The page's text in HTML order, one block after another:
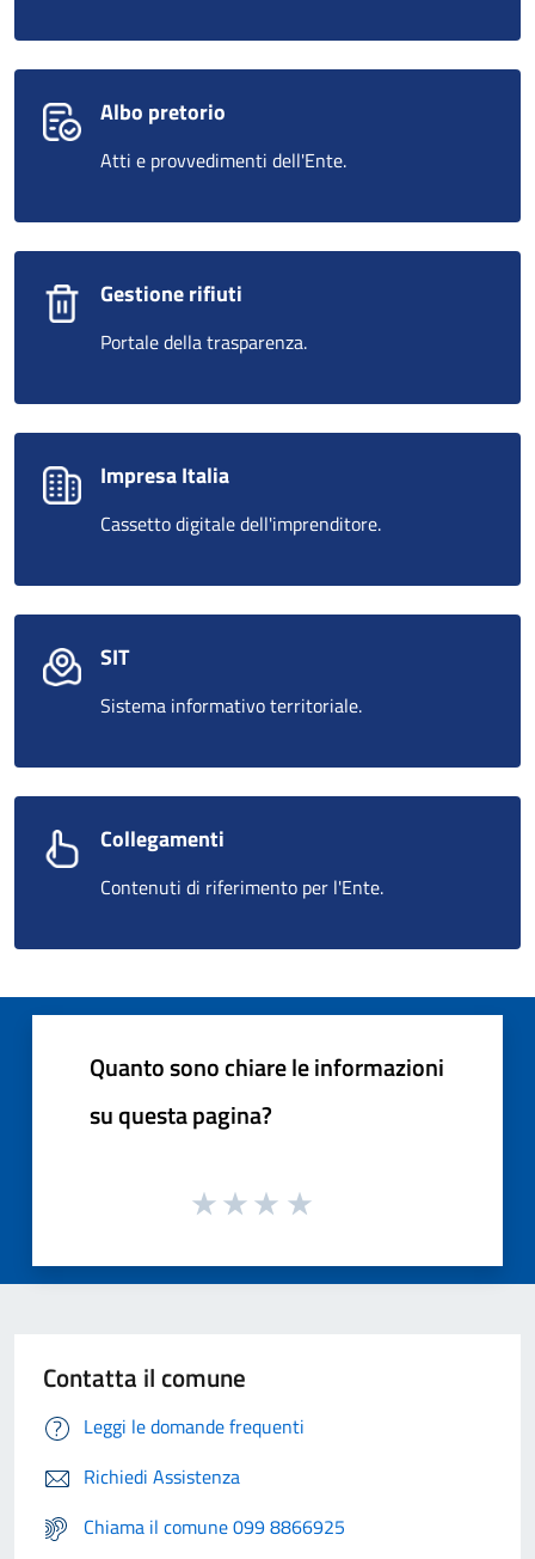
Albo pretorio
Atti e provvedimenti dell'Ente.
Gestione rifiuti
Portale della trasparenza.
Impresa Italia
Cassetto digitale dell'imprenditore.
SIT
Sistema informativo territoriale.
Collegamenti
Contenuti di riferimento per l'Ente.
Quanto sono chiare le informazioni
su questa pagina?
Contatta il comune
Leggi le domande frequenti
Richiedi Assistenza
Chiama il comune 099 8866925